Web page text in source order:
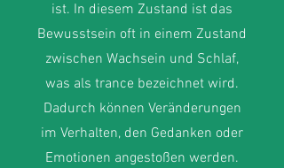
ist. In diesem Zustand ist das
Bewusstsein oft in einem Zustand
zwischen Wachsein und Schlaf,
was als trance bezeichnet wird.
Dadurch können Veränderungen
im Verhalten, den Gedanken oder
Emotionen angestoßen werden.